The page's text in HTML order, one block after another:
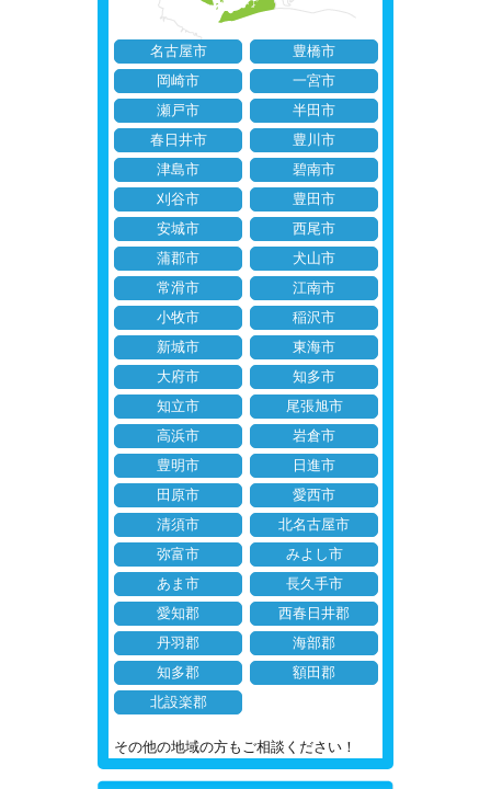
名古屋市
豊橋市
岡崎市
一宮市
瀬戸市
半田市
春日井市
豊川市
津島市
碧南市
刈谷市
豊田市
安城市
西尾市
蒲郡市
犬山市
常滑市
江南市
小牧市
稲沢市
新城市
東海市
大府市
知多市
知立市
尾張旭市
高浜市
岩倉市
豊明市
日進市
田原市
愛西市
清須市
北名古屋市
弥富市
みよし市
あま市
長久手市
愛知郡
西春日井郡
丹羽郡
海部郡
知多郡
額田郡
北設楽郡
その他の地域の方もご相談ください！